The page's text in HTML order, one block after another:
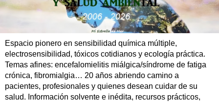
Espacio pionero en sensibilidad química múltiple,
electrosensibilidad, tóxicos cotidianos y ecología práctica.
Temas afines: encefalomielitis miálgica/síndrome de fatiga
crónica, fibromialgia… 20 años abriendo camino a
pacientes, profesionales y quienes desean cuidar de su
salud. Información solvente e inédita, recursos prácticos,